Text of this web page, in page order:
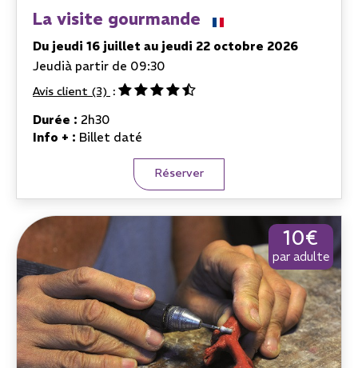
La visite gourmande
Du jeudi 16 juillet au jeudi 22 octobre 2026
Jeudià partir de 09:30
Avis client (3)
Durée : 2h30
Info + : Billet daté
Réserver
10€
par adulte